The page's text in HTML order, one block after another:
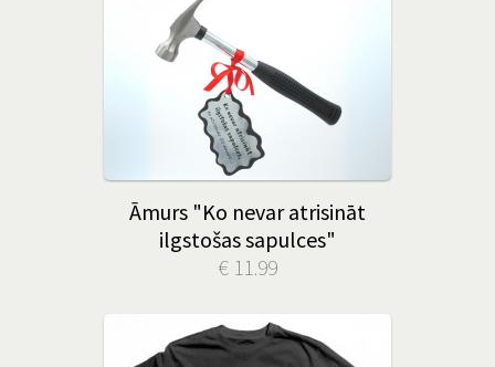
Āmurs "Ko nevar atrisināt
ilgstošas sapulces"
€ 11.99